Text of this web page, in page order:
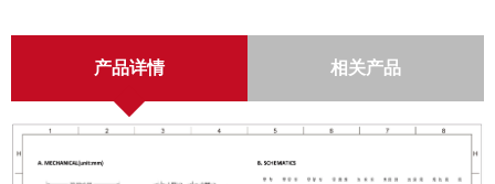
产品详情 相关产品